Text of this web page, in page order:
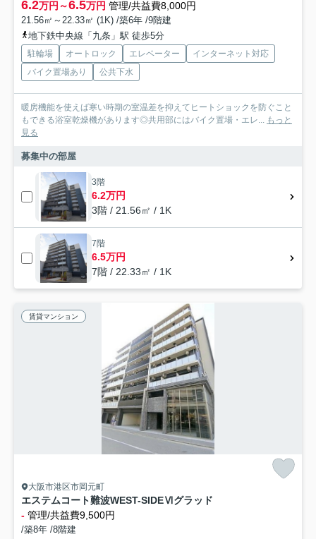
6.2万円～6.5万円 管理/共益費8,000円
21.56㎡～22.33㎡ (1K) /築6年 /9階建
地下鉄中央線「九条」駅 徒歩5分
駐輪場 オートロック エレベーター
インターネット対応
バイク置場あり
公共下水
暖房機能を使えば寒い時期の室温差を抑えてヒートショックを防ぐこと
もできる浴室乾燥機があります◎共用部にはバイク置場・エレ... もっと
見る
募集中の部屋
3階
6.2万円
3階 / 21.56㎡ / 1K
7階
6.5万円
7階 / 22.33㎡ / 1K
賃貸マンション
大阪市港区市岡元町
エステムコート難波WEST-SIDEⅥグラッド
- 管理/共益費9,500円
/築8年 /8階建